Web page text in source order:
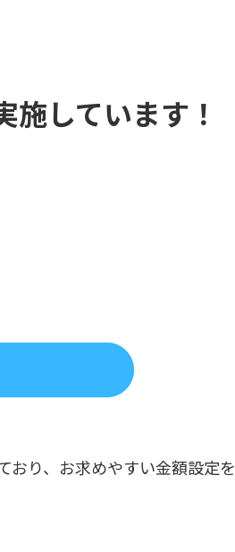
施しています！
おり、お求めやすい金額設定を